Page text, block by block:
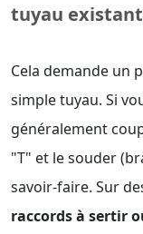
tuyau existant
Cela demande un
simple tuyau. Si
généralement
"T" et le souder
savoir-faire. Sur
raccords à sertir